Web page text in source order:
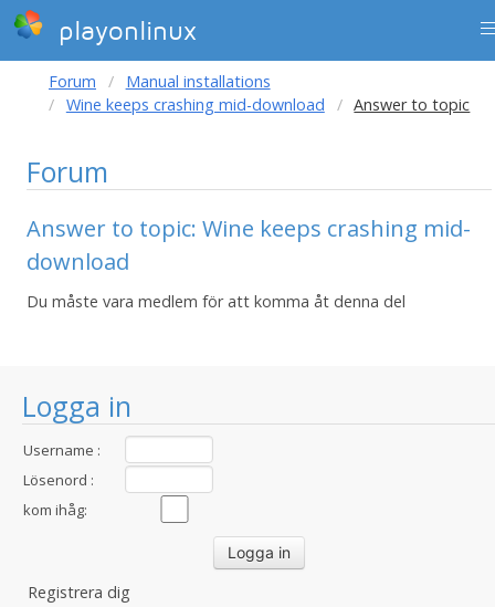
playonlinux
Logga in
Username :
Lösenord :
kom ihåg:
Registrera dig
Forum
Manual installations
Wine keeps crashing mid-download
Answer to topic
Forum
Answer to topic: Wine keeps crashing mid-
download
Du måste vara medlem för att komma åt denna del